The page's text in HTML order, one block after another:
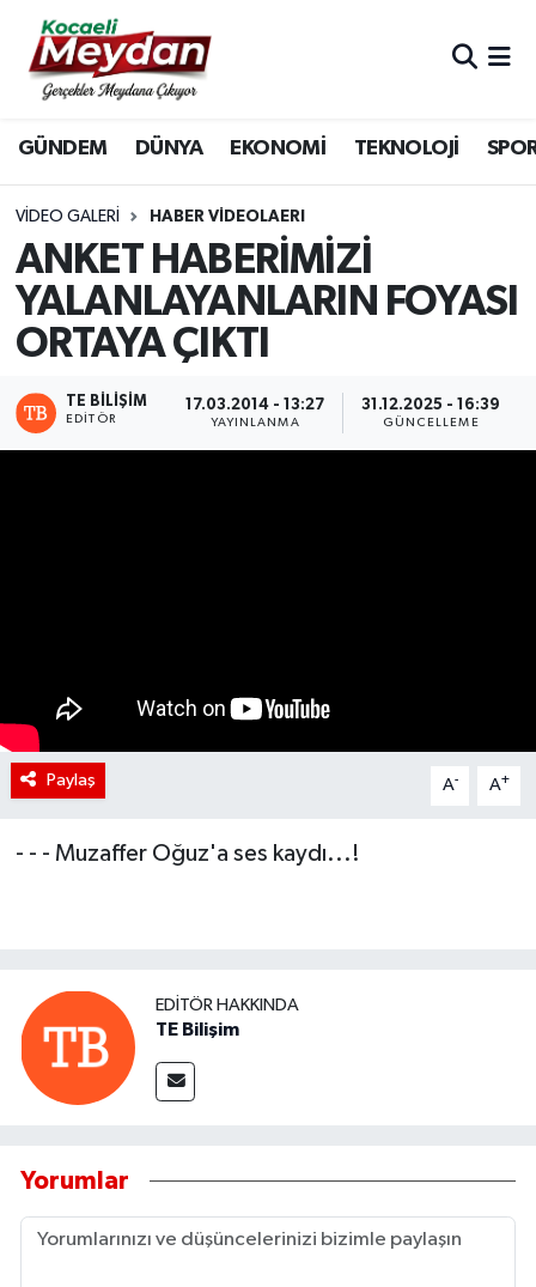
GÜNDEM DÜNYA EKONOMİ TEKNOLOJİ
VIDEO GALERI HABER VİDEOLAERI
ANKET HABERİMİZİ
YALANLAYANLARIN FOYASI
ORTAYA ÇIKTI
TE BILIŞIM
EDITÖR
17.03.2014 - 13:27
YAYINLANMA
31.12.2025 - 16:39
GÜNCELLEME
Paylaş A- A+
- - - Muzaffer Oğuz'a ses kaydı...!
EDITÖR HAKKINDA
TE Bilişim
Yorumlar
Nöbetçi Eczaneler
Hava Durumu
Trafik Durumu
Süper Lig Puan Durumu ve Fikstür
Tüm Manşetler
Son Dakika Haberleri
Haber Arşivi